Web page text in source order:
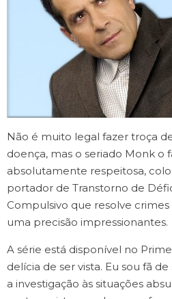
Não é muito legal fazer troça
doença, mas o seriado Monk o
absolutamente respeitosa,
portador de Transtorno de
Compulsivo que resolve
uma precisão impressionantes.
A série está disponível no
delícia de ser vista. Eu sou fã
a investigação às situações